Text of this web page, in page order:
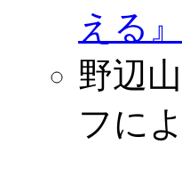
える』
野辺
フに